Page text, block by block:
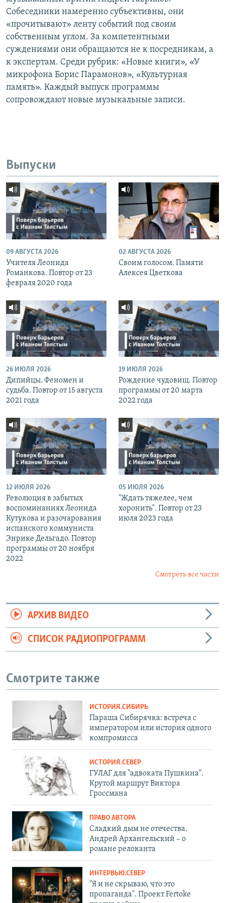
Собеседники намеренно субъективны, они
«прочитывают» ленту событий под своим
собственным углом. За компетентными
суждениями они обращаются не к посредникам, а
к экспертам. Среди рубрик: «Новые книги», «У
микрофона Борис Парамонов», «Культурная
память». Каждый выпуск программы
сопровождают новые музыкальные записи.
Выпуски
09 АВГУСТА 2026
Учителя Леонида
Романкова. Повтор от 23
февраля 2020 года
02 АВГУСТА 2026
Своим голосом. Памяти
Алексея Цветкова
26 ИЮЛЯ 2026
Дипийцы. Феномен и
судьба. Повтор от 15 августа
2021 года
19 ИЮЛЯ 2026
Рождение чудовищ. Повтор
программы от 20 марта
2022 года
12 ИЮЛЯ 2026
Революция в забытых
воспоминаниях Леонида
Кутукова и разочарования
испанского коммуниста
Энрике Дельгадо. Повтор
программы от 20 ноября
2022
05 ИЮЛЯ 2026
"Ждать тяжелее, чем
хоронить". Повтор от 23
июля 2023 года
Смотреть все части
АРХИВ ВИДЕО
СПИСОК РАДИОПРОГРАММ
Смотрите также
ИСТОРИЯ.СИБИРЬ
Параша Сибирячка: встреча с
императором или история одного
компромисса
ИСТОРИЯ.СЕВЕР
ГУЛАГ для "адвоката Пушкина".
Крутой маршрут Виктора
Гроссмана
ПРАВО АВТОРА
Сладкий дым не отечества.
Андрей Архангельский – о
романе релоканта
ИНТЕРВЬЮ.СЕВЕР
"Я и не скрываю, что это
пропаганда". Проект Fertoke